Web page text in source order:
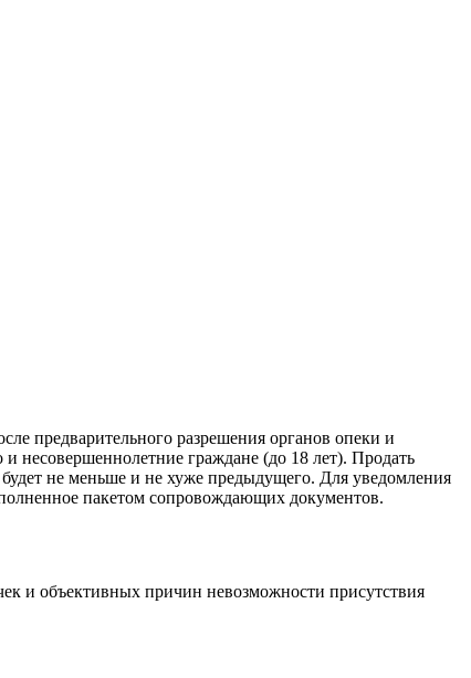
предварительного разрешения органов опеки и
несовершеннолетние граждане (до 18 лет). Продать
не меньше и не хуже предыдущего. Для уведомления
пакетом сопровождающих документов.
и объективных причин невозможности присутствия